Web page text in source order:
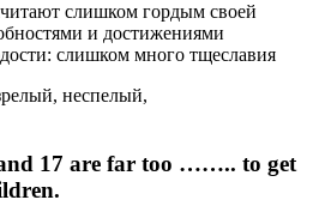
слишком гордым своей
и достижениями
слишком много тщеславия
17 are far too …….. to get